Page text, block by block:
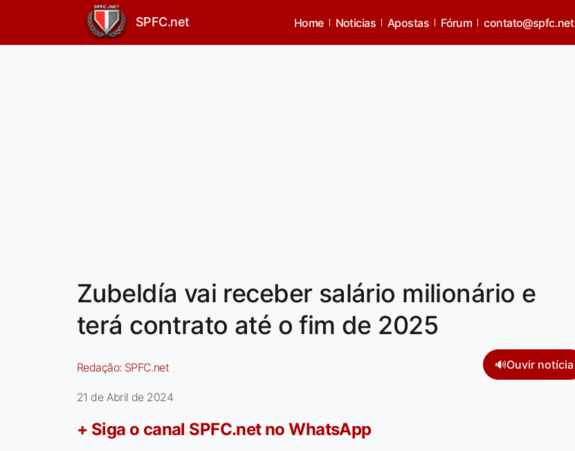
SPFC.net Home Noticias Apostas Fórum contato@spfc.net
Zubeldía vai receber salário milionário e
terá contrato até o fim de 2025
Redação: SPFC.net 🔊Ouvir notícia
21 de Abril de 2024
+ Siga o canal SPFC.net no WhatsApp